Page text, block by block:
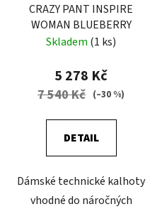
CRAZY PANT INSPIRE
WOMAN BLUEBERRY
Skladem (1 ks)
5 278 Kč
7 540 Kč (–30 %)
DETAIL
Dámské technické kalhoty
vhodné do náročných